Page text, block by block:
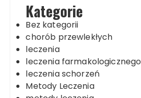
Kategorie
Bez kategorii
chorób przewlekłych
leczenia
leczenia farmakologicznego
leczenia schorzeń
Metody Leczenia